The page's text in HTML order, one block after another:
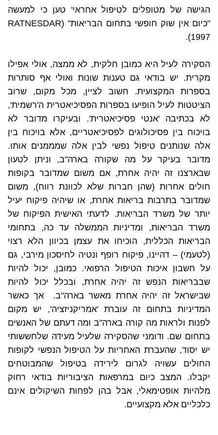
הגישה של מטופלים לטיפול אחראי' טען כי למעשה
"כיום אין שוק חופשי בתחום הבריאות" (RATNESDAR
1997
).
הסקירה לעיל היא כמובן חלקית, לא ממצה, אולי אפילו
מקרית. יש בודאי גם טענות שונות ואולי אף סותרות
בספרות המקצועית. חשוב לציין, מכל מקום, שרוב
הציטטות לעיל הופיעו בספרות הפסיכיאטרית ה'רשמית',
לא בכתיבה 'אנטי פסיכיאטרית'. ובעיקרו מדובר לא
בויכוח בין פסיכולוגים לפסיכיאטריים, אלא בויכוח בין
אלה שנותנים טיפול נפשי לבין אלה שמממנים אותו.
מדובר בעיקר על מה שקורה בארה"ב, וניתן לטעון
שבארצנו זה יהיה אחרת, אם משום שמדובר בקופות
חולים אחרות (שהן חברות שלא לכוונת רווח), משום
שמדובר בתרבות בריאות אחרת, או שיהיה פיקוח יעיל
יותר של משרד הבריאות. לדעתי האישית הפיקוח של
משרד הבריאות, ומדיניות הממשלה עד כה, בתחומי
הבריאות הכללית, הוכיחו את עצמן בכיוון הלא רצוי
(לטעמי) – דהיינו, פיקוח רופף ונטיה לחיסכון מירבי, גם
על חשבון איכות הטיפול הרפואי. כמובן, יכול להיות
שבבריאות הנפש זה יהיה אחרת, ובכלל יכול להיות
שבישראל זה יהיה אחרת מאשר בארה"ב.
אך כאשר
המדיניות בתחום זה עוברת 'אמריקניזציה', יש מקום
לפנות ולראות מה קורה בארה"ב ומה דעתם של האנשים
בתחום שם. ודומני שהסקירה שלעיל מעידה שלחששותי
יש יסוד, שהעברת האחריות על הטיפול הנפשי לקופות
החולים עשויה לגרום לירידה בטיפול שהמבוטחים
יקבלו. המצב כיום במרפאות הציבוריות בודאי רחוק
מלהיות אופטימאלי, אבל בהן לפחות השיקולים אינם
כלכליים אלא מקצועיים.